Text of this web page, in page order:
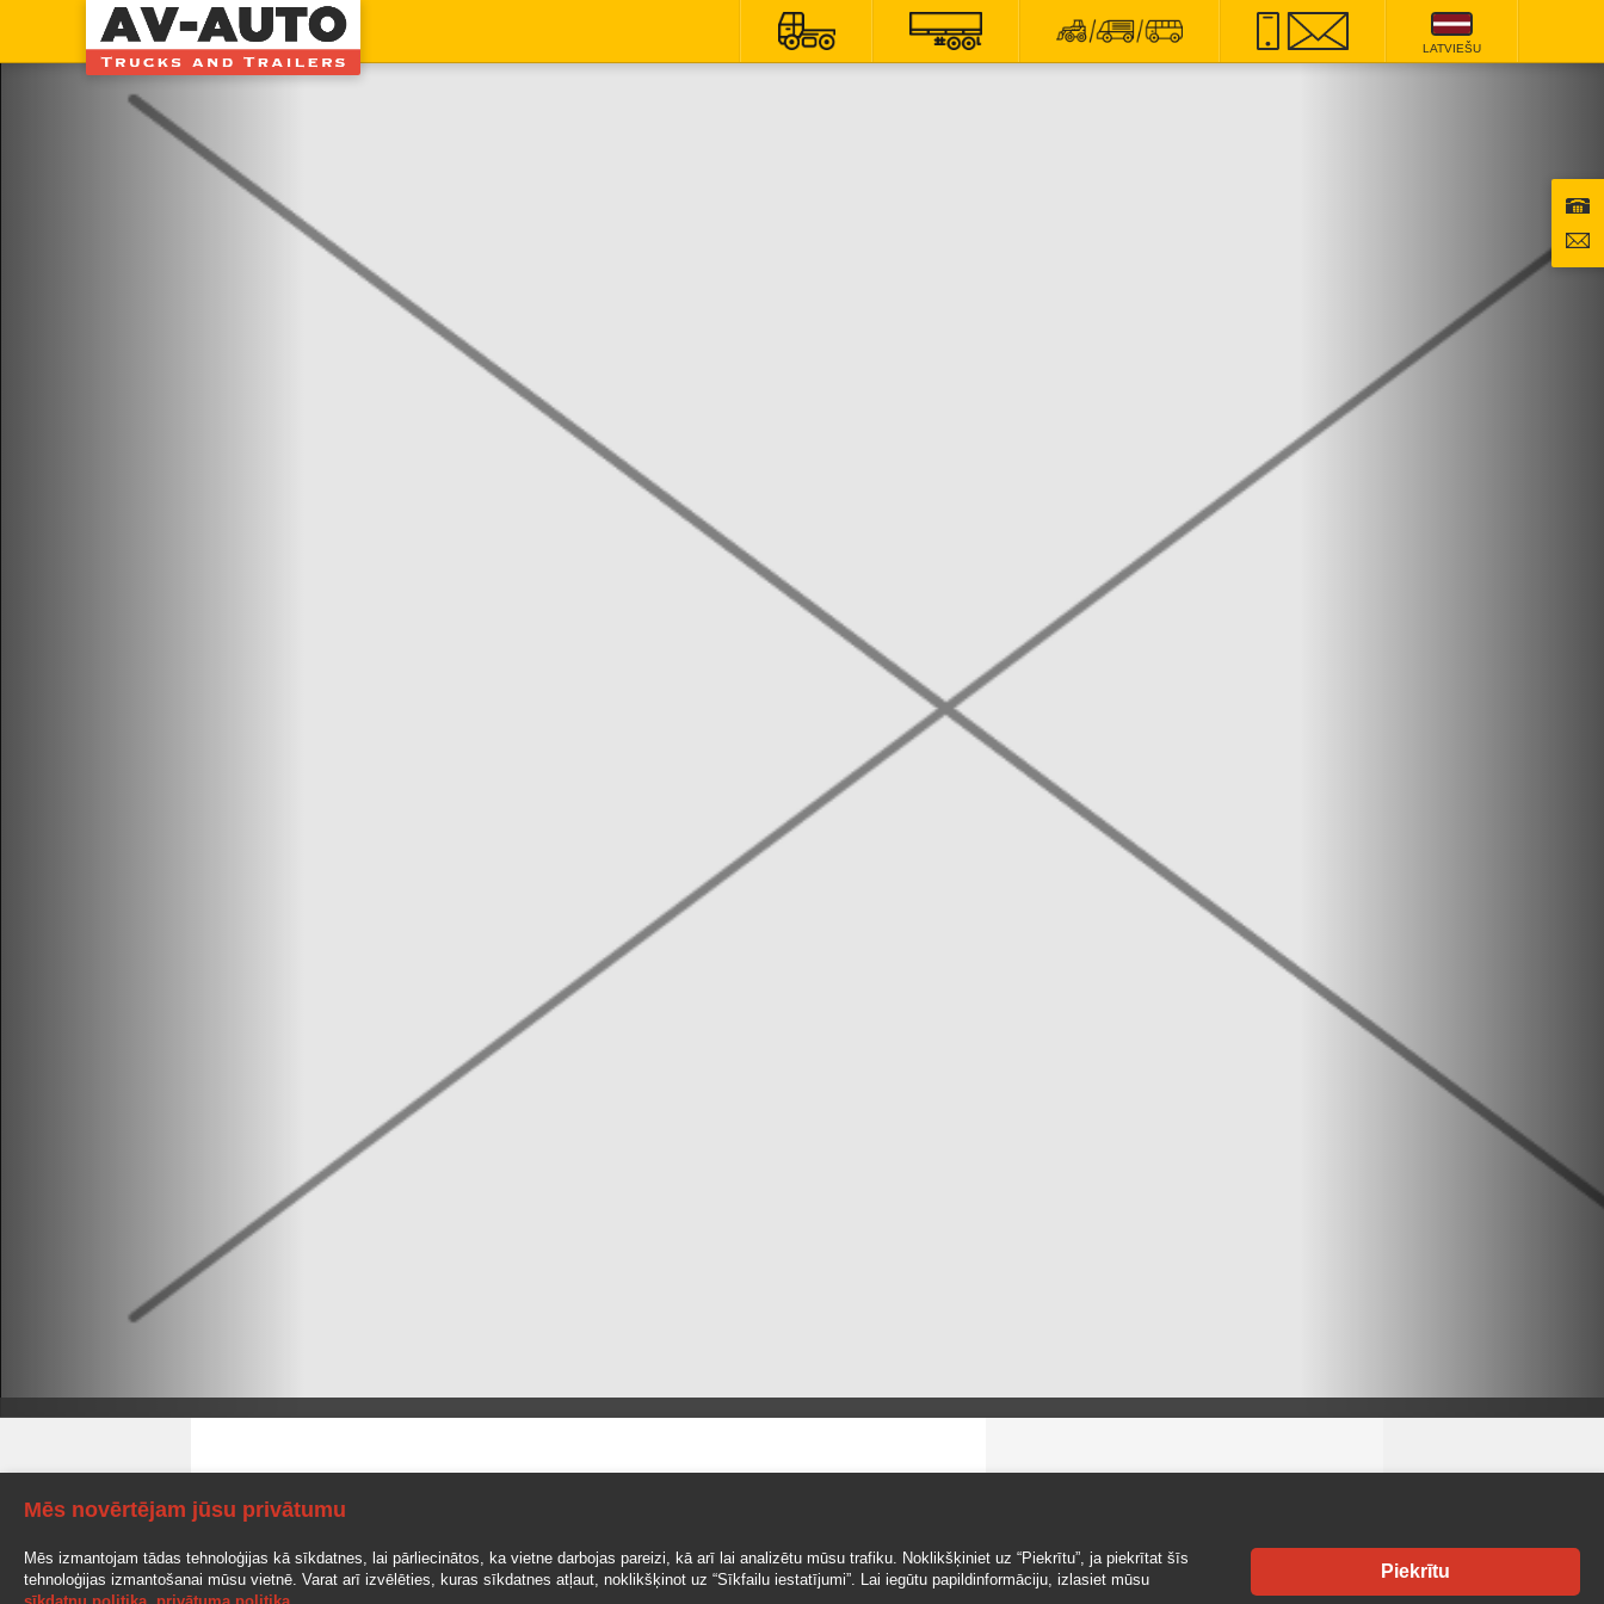
LATVIEŠU
Kastytis
Mēs novērtējam jūsu privātumu
Mēs izmantojam tādas tehnoloģijas kā sīkdatnes, lai pārliecinātos, ka vietne darbojas pareizi, kā arī lai analizētu mūsu trafiku. Noklikšķiniet uz “Piekrītu”, ja piekrītat šīs
tehnoloģijas izmantošanai mūsu vietnē. Varat arī izvēlēties, kuras sīkdatnes atļaut, noklikšķinot uz “Sīkfailu iestatījumi”. Lai iegūtu papildinformāciju, izlasiet mūsu
Piekrītu